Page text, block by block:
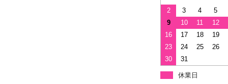
2 3 4
5
9
10 11
12
16
17 18
19
23
24 25
26
30
31
休業日